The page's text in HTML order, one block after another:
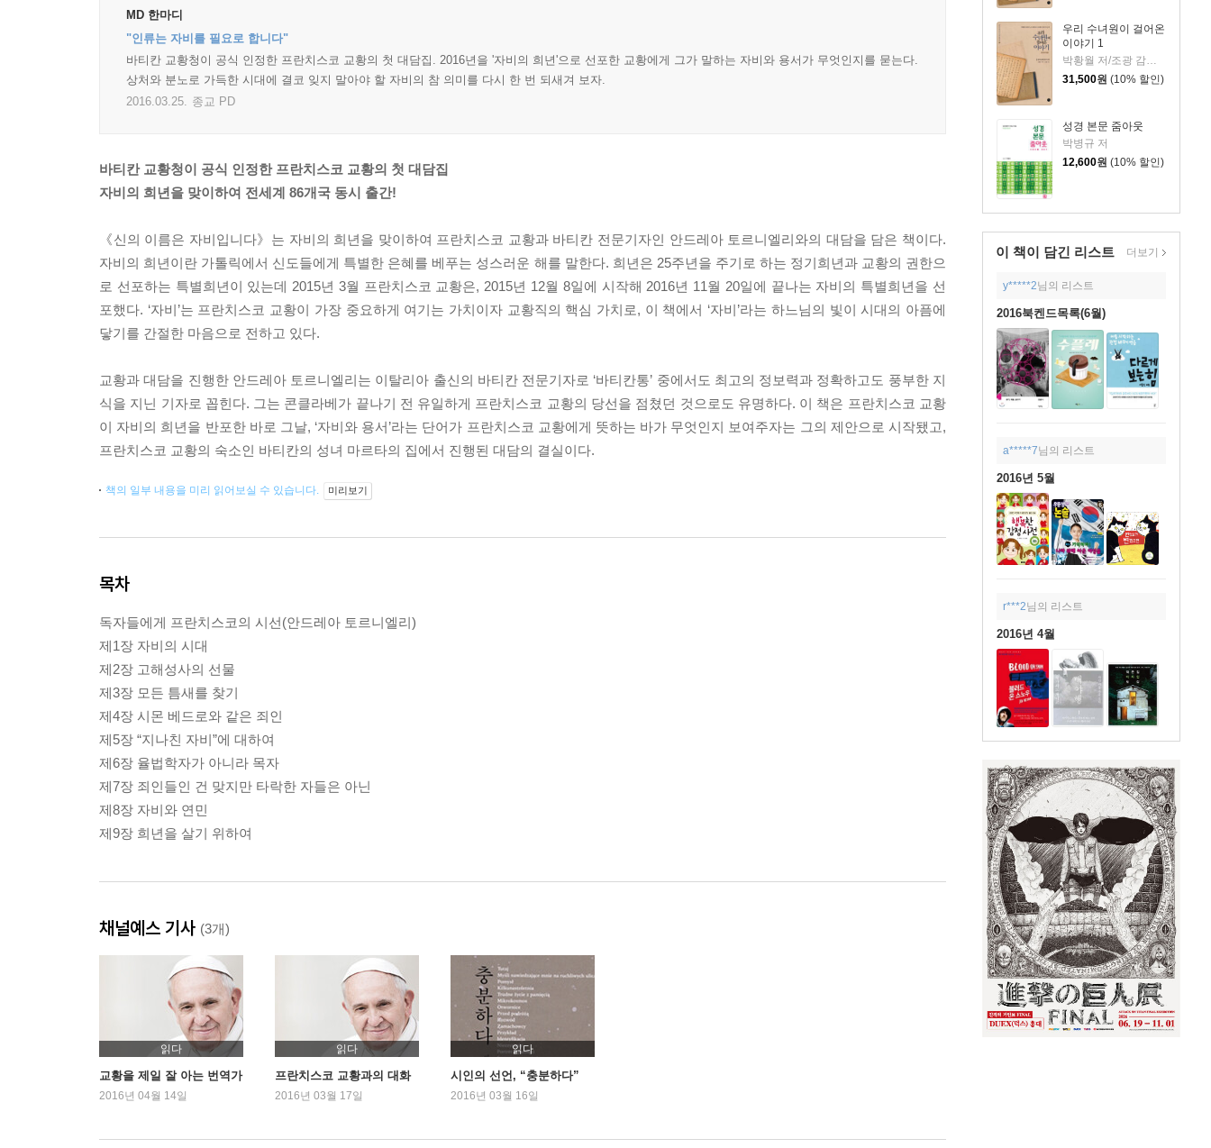
우리 수녀원이 걸어온
이야기 1
박황월 저/조광 감수/김영수 역
31,500원 (10% 할인)
성경 본문 줌아웃
박병규 저
12,600원 (10% 할인)
이 책이 담긴 리스트 더보기
y*****2님의 리스트
2016북켄드목록(6월)
a*****7님의 리스트
2016년 5월
r***2님의 리스트
2016년 4월
MD 한마디
"인류는 자비를 필요로 합니다"
바티칸 교황청이 공식 인정한 프란치스코 교황의 첫 대담집. 2016년을 '자비의 희년'으로 선포한 교황에게 그가 말하는 자비와 용서가 무엇인지를 묻는다.
상처와 분노로 가득한 시대에 결코 잊지 말아야 할 자비의 참 의미를 다시 한 번 되새겨 보자.
2016.03.25. 종교 PD
바티칸 교황청이 공식 인정한 프란치스코 교황의 첫 대담집
자비의 희년을 맞이하여 전세계 86개국 동시 출간!
《신의 이름은 자비입니다》는 자비의 희년을 맞이하여 프란치스코 교황과 바티칸 전문기자인 안드레아 토르니엘리와의 대담을 담은 책이다.
자비의 희년이란 가톨릭에서 신도들에게 특별한 은혜를 베푸는 성스러운 해를 말한다. 희년은 25주년을 주기로 하는 정기희년과 교황의 권한으
로 선포하는 특별희년이 있는데 2015년 3월 프란치스코 교황은, 2015년 12월 8일에 시작해 2016년 11월 20일에 끝나는 자비의 특별희년을 선
포했다. ‘자비’는 프란치스코 교황이 가장 중요하게 여기는 가치이자 교황직의 핵심 가치로, 이 책에서 ‘자비’라는 하느님의 빛이 시대의 아픔에
닿기를 간절한 마음으로 전하고 있다.
교황과 대담을 진행한 안드레아 토르니엘리는 이탈리아 출신의 바티칸 전문기자로 ‘바티칸통’ 중에서도 최고의 정보력과 정확하고도 풍부한 지
식을 지닌 기자로 꼽힌다. 그는 콘클라베가 끝나기 전 유일하게 프란치스코 교황의 당선을 점쳤던 것으로도 유명하다. 이 책은 프란치스코 교황
이 자비의 희년을 반포한 바로 그날, ‘자비와 용서’라는 단어가 프란치스코 교황에게 뜻하는 바가 무엇인지 보여주자는 그의 제안으로 시작됐고,
프란치스코 교황의 숙소인 바티칸의 성녀 마르타의 집에서 진행된 대담의 결실이다.
책의 일부 내용을 미리 읽어보실 수 있습니다. 미리보기
목차
독자들에게 프란치스코의 시선(안드레아 토르니엘리)
제1장 자비의 시대
제2장 고해성사의 선물
제3장 모든 틈새를 찾기
제4장 시몬 베드로와 같은 죄인
제5장 “지나친 자비”에 대하여
제6장 율법학자가 아니라 목자
제7장 죄인들인 건 맞지만 타락한 자들은 아닌
제8장 자비와 연민
제9장 희년을 살기 위하여
채널예스 기사 (3개)
읽다
교황을 제일 잘 아는 번역가
2016년 04월 14일
읽다
프란치스코 교황과의 대화
2016년 03월 17일
읽다
시인의 선언, “충분하다”
2016년 03월 16일